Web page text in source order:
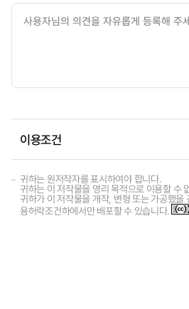
이용조건
귀하는 원저작자를 표시하여야 합니다.
귀하는 이 저작물을 영리 목적으로 이용할 수
귀하가 이 저작물을 개작, 변형 또는 가공했을
용허락조건하에서만 배포할 수 있습니다.